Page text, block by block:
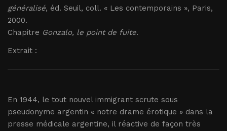
généralisé, éd. Seuil, coll. « Les contemporains », Paris,
2000.
Chapitre Gonzalo, le point de fuite.
Extrait :
En 1944, le tout nouvel immigrant scrute sous
pseudonyme argentin « notre drame érotique » dans la
presse médicale argentine, il réactive de façon très